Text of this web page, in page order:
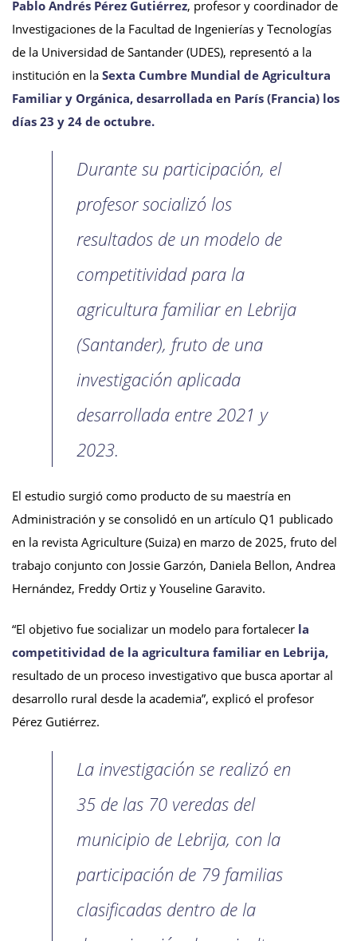
Pablo Andrés Pérez Gutiérrez, profesor y coordinador de
Investigaciones de la Facultad de Ingenierías y Tecnologías
de la Universidad de Santander (UDES), representó a la
institución en la Sexta Cumbre Mundial de Agricultura
Familiar y Orgánica, desarrollada en París (Francia) los
días 23 y 24 de octubre.
Durante su participación, el
profesor socializó los
resultados de un modelo de
competitividad para la
agricultura familiar en Lebrija
(Santander), fruto de una
investigación aplicada
desarrollada entre 2021 y
2023.
El estudio surgió como producto de su maestría en
Administración y se consolidó en un artículo Q1 publicado
en la revista Agriculture (Suiza) en marzo de 2025, fruto del
trabajo conjunto con Jossie Garzón, Daniela Bellon, Andrea
Hernández, Freddy Ortiz y Youseline Garavito.
“El objetivo fue socializar un modelo para fortalecer la
competitividad de la agricultura familiar en Lebrija,
resultado de un proceso investigativo que busca aportar al
desarrollo rural desde la academia”, explicó el profesor
Pérez Gutiérrez.
La investigación se realizó en
35 de las 70 veredas del
municipio de Lebrija, con la
participación de 79 familias
clasificadas dentro de la